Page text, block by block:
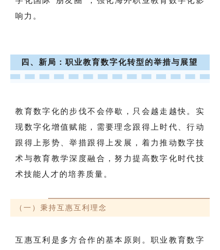
响力。
四、新局：职业教育数字化转型的举措与展望
教育数字化的步伐不会停歇，只会越走越快。实
现数字化增值赋能，需要理念跟得上时代、行动
跟得上形势、举措跟得上发展，着力推动数字技
术与教育教学深度融合，努力提高数字化时代技
术技能人才的培养质量。
（一）秉持互惠互利理念
互惠互利是多方合作的基本原则。职业教育数字